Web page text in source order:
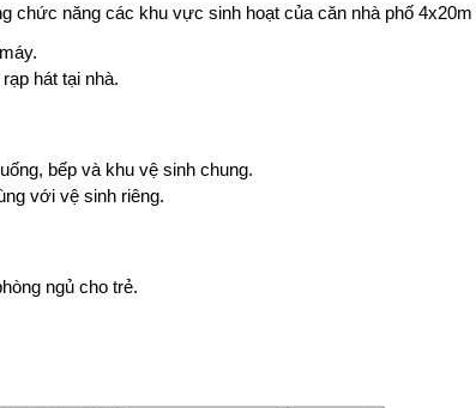
chức năng các khu vực sinh hoạt của căn nhà phố
hát tại nhà.
bếp và khu vệ sinh chung.
với vệ sinh riêng.
ngủ cho trẻ.